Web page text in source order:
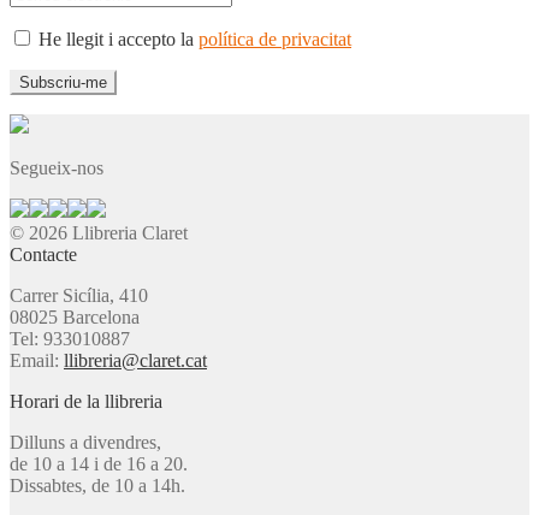
He llegit i accepto la política de privacitat
Segueix-nos
© 2026 Llibreria Claret
Contacte
Carrer Sicília, 410
08025 Barcelona
Tel: 933010887
Email: llibreria@claret.cat
Horari de la llibreria
Dilluns a divendres,
de 10 a 14 i de 16 a 20.
Dissabtes, de 10 a 14h.